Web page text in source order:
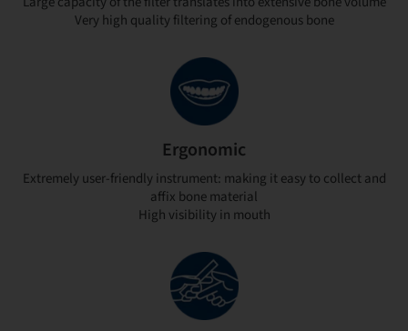
Very high quality filtering of endogenous bone
Ergonomic
Extremely user-friendly instrument: making it easy to collect and
affix bone material
High visibility in mouth